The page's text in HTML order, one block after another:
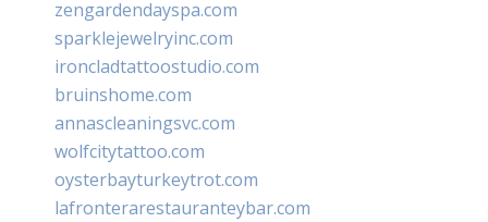
zengardendayspa.com
sparklejewelryinc.com
ironcladtattoostudio.com
bruinshome.com
annascleaningsvc.com
wolfcitytattoo.com
oysterbayturkeytrot.com
lafronterarestauranteybar.com